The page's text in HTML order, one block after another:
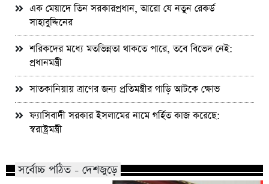
এক মেয়াদে তিন সরকারপ্রধান, আরো যে নতুন রেকর্ড
সাহাবুদ্দিনের
শরিকদের মধ্যে মতভিন্নতা থাকতে পারে, তবে বিভেদ নেই:
প্রধানমন্ত্রী
সাতকানিয়ায় ত্রাণের জন্য প্রতিমন্ত্রীর গাড়ি আটকে ক্ষোভ
ফ্যাসিবাদী সরকার ইসলামের নামে গর্হিত কাজ করেছে:
স্বরাষ্ট্রমন্ত্রী
সর্বোচ্চ পঠিত - দেশজুড়ে